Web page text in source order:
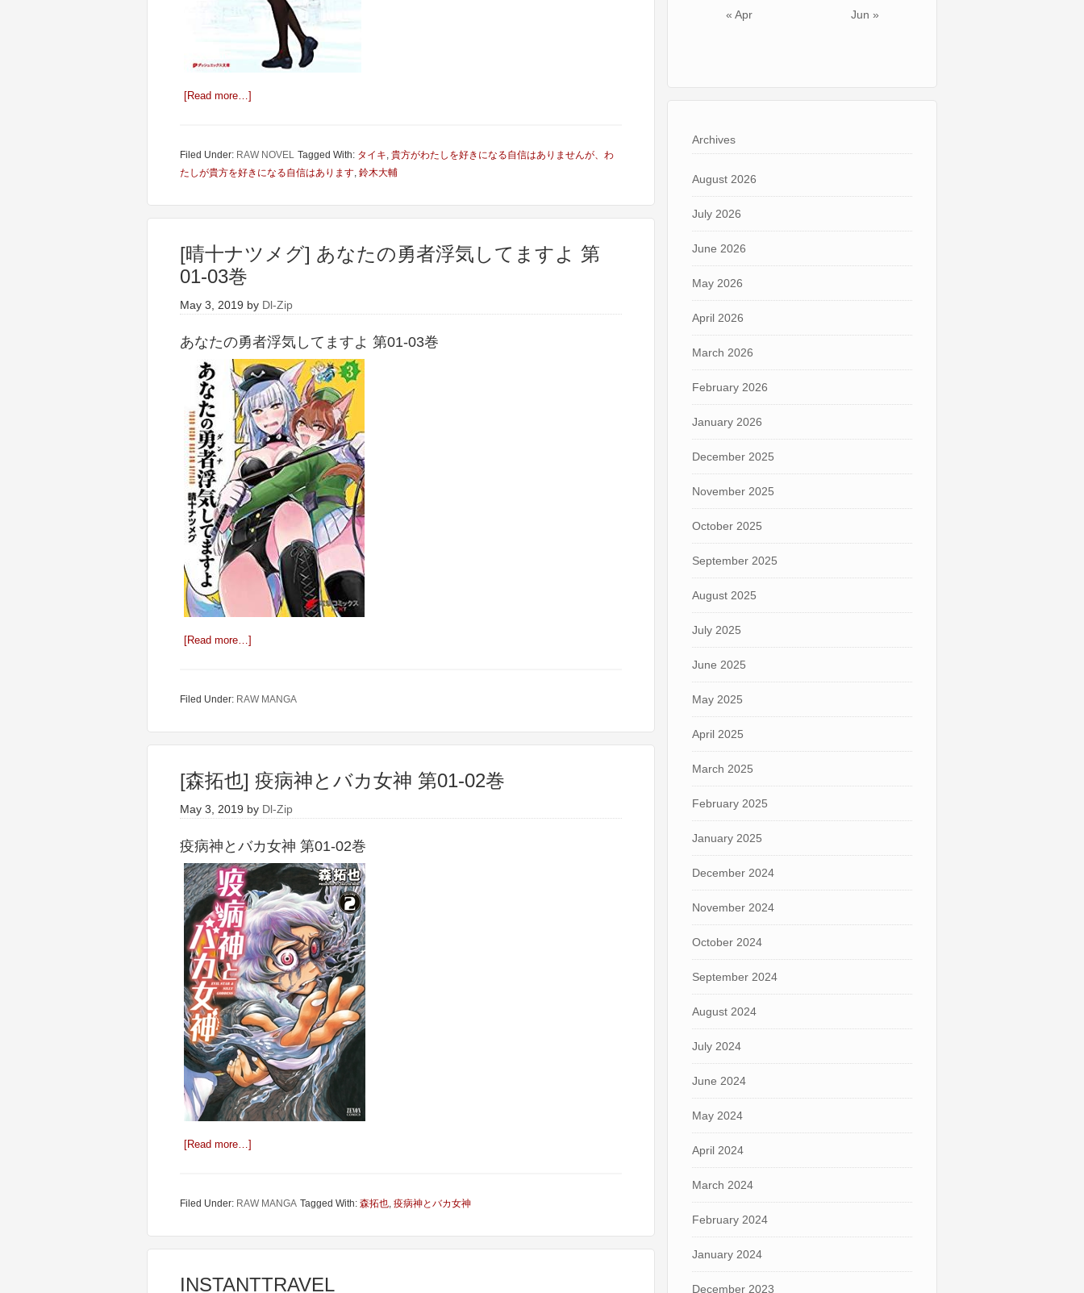
[Read more…]
Filed Under: RAW NOVEL Tagged With: タイキ, 貴方がわたしを好きになる自信はありませんが、わ
たしが貴方を好きになる自信はあります, 鈴木大輔
[晴十ナツメグ] あなたの勇者浮気してますよ 第
01-03巻
May 3, 2019 by Dl-Zip
あなたの勇者浮気してますよ 第01-03巻
[Read more…]
Filed Under: RAW MANGA
[森拓也] 疫病神とバカ女神 第01-02巻
May 3, 2019 by Dl-Zip
疫病神とバカ女神 第01-02巻
[Read more…]
Filed Under: RAW MANGA Tagged With: 森拓也, 疫病神とバカ女神
INSTANTTRAVEL
« Apr Jun »
Archives
August 2026
July 2026
June 2026
May 2026
April 2026
March 2026
February 2026
January 2026
December 2025
November 2025
October 2025
September 2025
August 2025
July 2025
June 2025
May 2025
April 2025
March 2025
February 2025
January 2025
December 2024
November 2024
October 2024
September 2024
August 2024
July 2024
June 2024
May 2024
April 2024
March 2024
February 2024
January 2024
December 2023